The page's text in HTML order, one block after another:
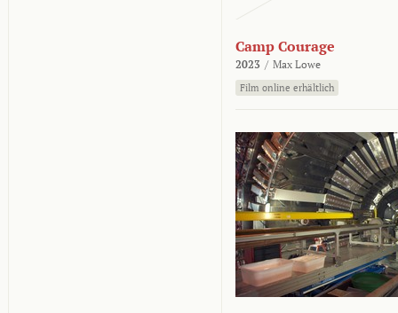
Camp Courage
2023 / Max Lowe
Film online erhältlich